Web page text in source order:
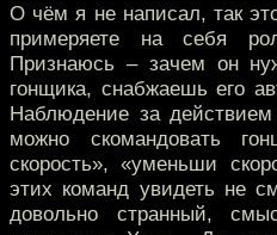
О чём я не написал, так
примеряете на себя
Признаюсь – зачем он
гонщика, снабжаешь его
Наблюдение за
можно скомандовать
скорость», «уменьши
этих команд увидеть не
довольно странный,